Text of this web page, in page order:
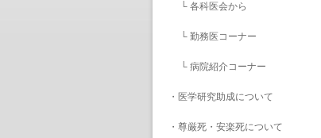
└ 各科医会から
└ 勤務医コーナー
└ 病院紹介コーナー
・ 医学研究助成について
・ 尊厳死・安楽死について